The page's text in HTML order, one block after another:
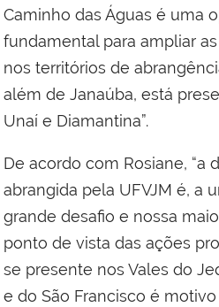
Caminho das Águas é uma
fundamental para ampliar
nos territórios de
além de Janaúba, está
Unaí e Diamantina”.
De acordo com Rosiane, “a
abrangida pela UFVJM é, a
grande desafio e nossa
ponto de vista das ações
se presente nos Vales do
e do São Francisco é